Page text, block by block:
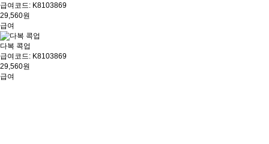
급여코드: K8103869
29,560원
급여
다복 콕업
급여코드: K8103869
29,560원
급여